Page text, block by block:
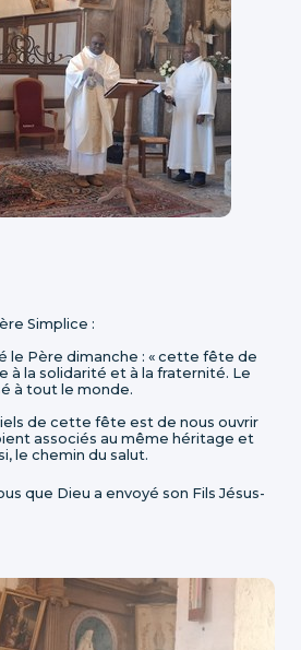
Simplice :
le Père dimanche : « cette fête de
à la solidarité et à la fraternité. Le
à tout le monde.
de cette fête est de nous ouvrir
associés au même héritage et
le chemin du salut.
que Dieu a envoyé son Fils Jésus-